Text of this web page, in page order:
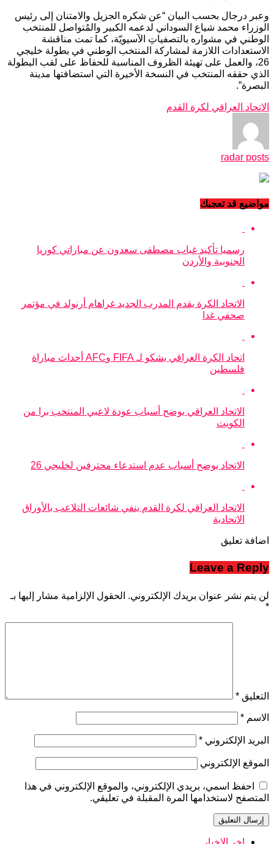
وعبر درجال بحسب البيان “عن شكره الجزيل والامتنان إلى رئيس
الوزراء محمد شياع السوداني لدعمه الكبير والمُتواصل للمنتخب
الوطني في مشواره بالتصفياتِ الآسيويّة، كما تمت مناقشة
الاستعدادات اللازمة لمشاركة المنتخب الوطني في بطولة خليجي
26، والعمل على تهيئة الظروف المناسبة للحفاظ على لقب البطولة
الذي حققه المنتخب في النسخة الأخيرة التي استضافتها مدينة
البصرة”.
الاتحاد العراقي لكرة القدم
radar posts
مواضيع قد تعجبك
رسميا تأكيد غياب مصطفى سعدون عن مباراتي كوريا
الجنوبية والأردن
الاتحاد الكرة يقدم المدرب الجديد غراهام أرنولد في مؤتمر
صحفي غدا
اتحاد الكرة العراقي يشكو لـ FIFA وAFC أحداث مباراة
فلسطين
الاتحاد العراقي يوضح أسباب عودة لاعبي المنتخب برا من
الكويت
الاتحاد يوضح أسباب عدم استدعاء محترفين لخليجي 26
الاتحاد العراقي لكرة القدم ينفي شائعات التلاعب بالأوراق
الاتحادية
اضافة تعليق
Leave a Reply
لن يتم نشر عنوان بريدك الإلكتروني. الحقول الإلزامية مشار إليها بـ
*
التعليق *
الاسم *
البريد الإلكتروني *
الموقع الإلكتروني
احفظ اسمي، بريدي الإلكتروني، والموقع الإلكتروني في هذا
المتصفح لاستخدامها المرة المقبلة في تعليقي.